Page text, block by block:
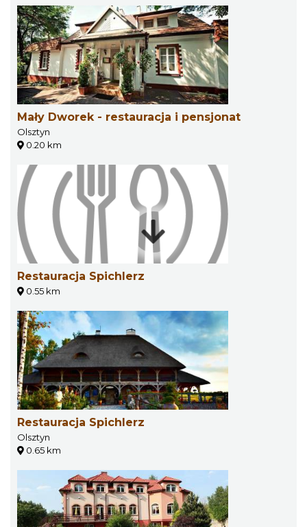
Mały Dworek - restauracja i pensjonat
Olsztyn
0.20 km
Restauracja Spichlerz
0.55 km
Restauracja Spichlerz
Olsztyn
0.65 km